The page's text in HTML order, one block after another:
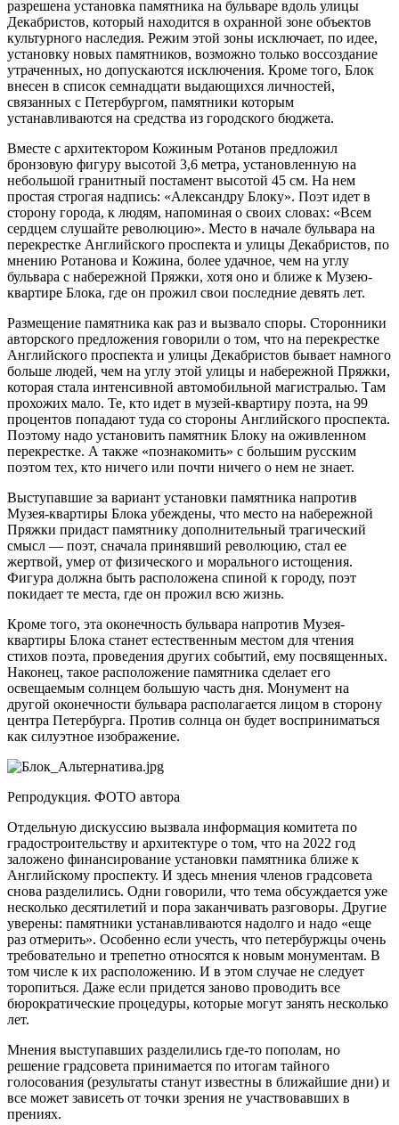
разрешена установка памятника на бульваре вдоль улицы
Декабристов, который находится в охранной зоне объектов
культурного наследия. Режим этой зоны исключает, по идее,
установку новых памятников, возможно только воссоздание
утраченных, но допускаются исключения. Кроме того, Блок
внесен в список семнадцати выдающихся личностей,
связанных с Петербургом, памятники которым
устанавливаются на средства из городского бюджета.
Вместе с архитектором Кожиным Ротанов предложил
бронзовую фигуру высотой 3,6 метра, установленную на
небольшой гранитный постамент высотой 45 см. На нем
простая строгая надпись: «Александру Блоку». Поэт идет в
сторону города, к людям, напоминая о своих словах: «Всем
сердцем слушайте революцию». Место в начале бульвара на
перекрестке Английского проспекта и улицы Декабристов, по
мнению Ротанова и Кожина, более удачное, чем на углу
бульвара с набережной Пряжки, хотя оно и ближе к Музею-
квартире Блока, где он прожил свои последние девять лет.
Размещение памятника как раз и вызвало споры. Сторонники
авторского предложения говорили о том, что на перекрестке
Английского проспекта и улицы Декабристов бывает намного
больше людей, чем на углу этой улицы и набережной Пряжки,
которая стала интенсивной автомобильной магистралью. Там
прохожих мало. Те, кто идет в музей-квартиру поэта, на 99
процентов попадают туда со стороны Английского проспекта.
Поэтому надо установить памятник Блоку на оживленном
перекрестке. А также «познакомить» с большим русским
поэтом тех, кто ничего или почти ничего о нем не знает.
Выступавшие за вариант установки памятника напротив
Музея-квартиры Блока убеждены, что место на набережной
Пряжки придаст памятнику дополнительный трагический
смысл — поэт, сначала принявший революцию, стал ее
жертвой, умер от физического и морального истощения.
Фигура должна быть расположена спиной к городу, поэт
покидает те места, где он прожил всю жизнь.
Кроме того, эта оконечность бульвара напротив Музея-
квартиры Блока станет естественным местом для чтения
стихов поэта, проведения других событий, ему посвященных.
Наконец, такое расположение памятника сделает его
освещаемым солнцем большую часть дня. Монумент на
другой оконечности бульвара располагается лицом в сторону
центра Петербурга. Против солнца он будет восприниматься
как силуэтное изображение.
Репродукция. ФОТО автора
Отдельную дискуссию вызвала информация комитета по
градостроительству и архитектуре о том, что на 2022 год
заложено финансирование установки памятника ближе к
Английскому проспекту. И здесь мнения членов градсовета
снова разделились. Одни говорили, что тема обсуждается уже
несколько десятилетий и пора заканчивать разговоры. Другие
уверены: памятники устанавливаются надолго и надо «еще
раз отмерить». Особенно если учесть, что петербуржцы очень
требовательно и трепетно относятся к новым монументам. В
том числе к их расположению. И в этом случае не следует
торопиться. Даже если придется заново проводить все
бюрократические процедуры, которые могут занять несколько
лет.
Мнения выступавших разделились где‑то пополам, но
решение градсовета принимается по итогам тайного
голосования (результаты станут известны в ближайшие дни) и
все может зависеть от точки зрения не участвовавших в
прениях.